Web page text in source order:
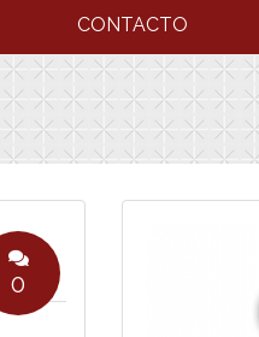
CONTACTO
0